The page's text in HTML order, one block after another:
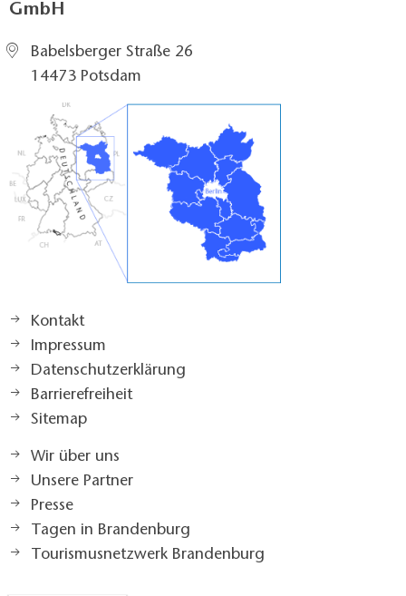
GmbH
Babelsberger Straße 26
14473 Potsdam
Kontakt
Impressum
Datenschutzerklärung
Barrierefreiheit
Sitemap
Wir über uns
Unsere Partner
Presse
Tagen in Brandenburg
Tourismusnetzwerk Brandenburg